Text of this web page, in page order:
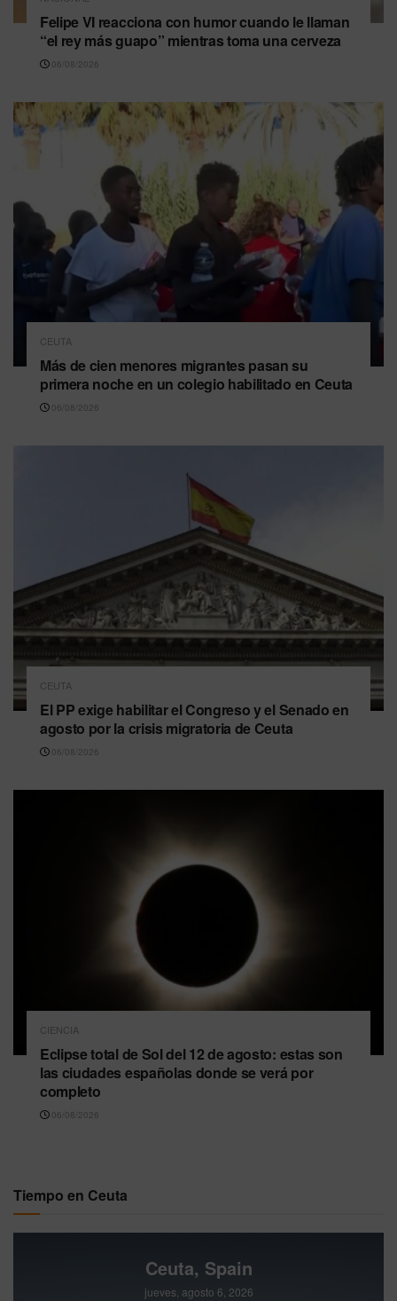
Felipe VI reacciona con humor cuando le llaman
“el rey más guapo” mientras toma una cerveza
06/08/2026
CEUTA
Más de cien menores migrantes pasan su
primera noche en un colegio habilitado en Ceuta
06/08/2026
CEUTA
El PP exige habilitar el Congreso y el Senado en
agosto por la crisis migratoria de Ceuta
06/08/2026
CIENCIA
Eclipse total de Sol del 12 de agosto: estas son
las ciudades españolas donde se verá por
completo
06/08/2026
Tiempo en Ceuta
Ceuta, Spain
jueves, agosto 6, 2026